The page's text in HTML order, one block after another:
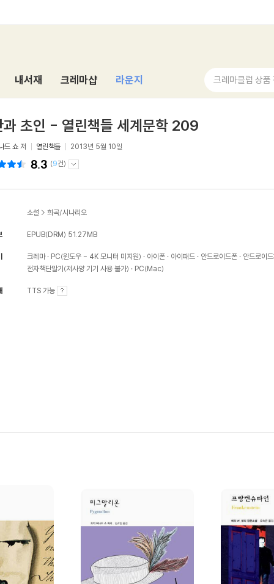
내서재 크레마샵 라운지 크레마클럽 상품
과 초인 - 열린책들 세계문학 209
드 쇼 저 열린책들 2013년 5월 10일
8.3 (9건)
소설 > 희곡/시나리오
EPUB(DRM) 51.27MB
크레마 PC(윈도우 - 4K 모니터 미지원) 아이폰 아이패드 안드로이드폰
안드로이
전자책단말기(저사양 기기 사용 불가)
PC(Mac)
TTS 가능